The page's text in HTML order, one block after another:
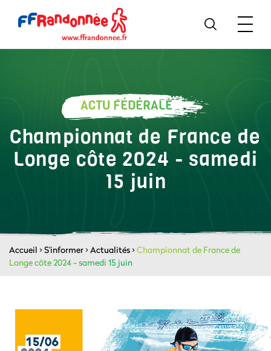
ACTU FÉDÉRALE
Championnat de France de
Longe côte 2024 - samedi
15 juin
Accueil >S'informer>Actualités>Championnat de France de
Longe côte 2024 - samedi 15 juin